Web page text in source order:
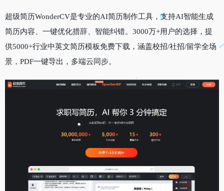
超级简历WonderCV是专业的AI简历制作工具，支持AI智能生成
简历内容、一键优化措辞、智能纠错。3000万+用户的选择，提
供5000+行业中英文简历模板免费下载，涵盖校招/社招/留学全场
景，PDF一键导出，多端云同步。